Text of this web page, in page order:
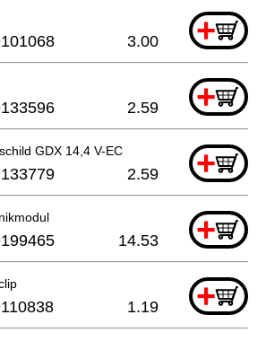
+
3.00
+
2.59
GDX 14,4 V-EC +
2.59
+
14.53
+
1.19